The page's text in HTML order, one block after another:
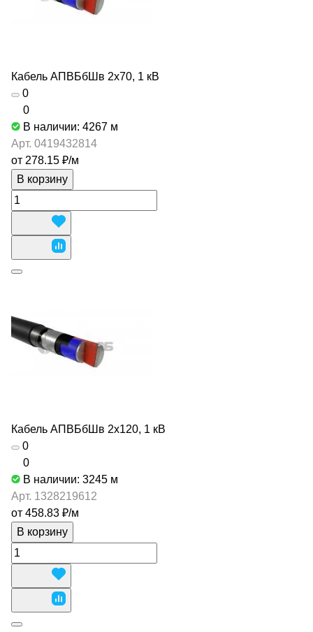
Кабель АПВБбШв 2х70, 1 кВ
0
0
В наличии: 4267 м
Арт. 0419432814
от 278.15 ₽/м
В корзину
Кабель АПВБбШв 2х120, 1 кВ
0
0
В наличии: 3245 м
Арт. 1328219612
от 458.83 ₽/м
В корзину